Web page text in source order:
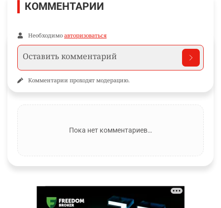
КОММЕНТАРИИ
Необходимо авторизоваться
Комментарии проходят модерацию.
Пока нет комментариев…